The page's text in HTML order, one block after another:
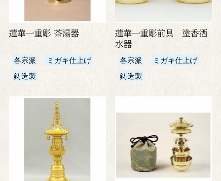
蓮華一重彫 茶湯器
各宗派
ミガキ仕上げ
鋳造製
蓮華一重彫前具 塗香洒
水器
各宗派
ミガキ仕上げ
鋳造製